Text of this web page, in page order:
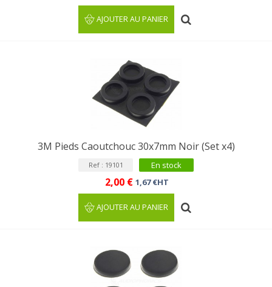
AJOUTER AU PANIER
3M Pieds Caoutchouc 30x7mm Noir (Set x4)
Ref : 19101 En stock
2,00 € 1,67 €HT
AJOUTER AU PANIER